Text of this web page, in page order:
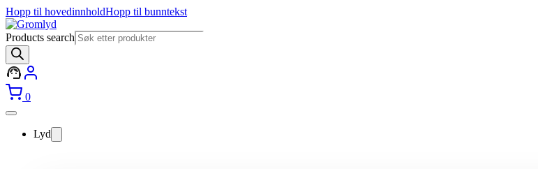
Hopp til hovedinnholdHopp til bunntekst
Products search
0
Lyd